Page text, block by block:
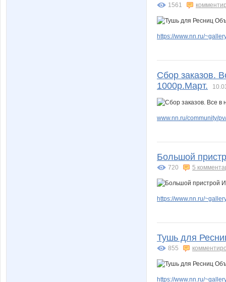
1561
https://www.nn.ru/
Сбор заказов.
1000р.Март.
www.nn.ru/community/
Большой
720 5
https://www.nn.ru/
Тушь для
855
https://www.nn.ru/